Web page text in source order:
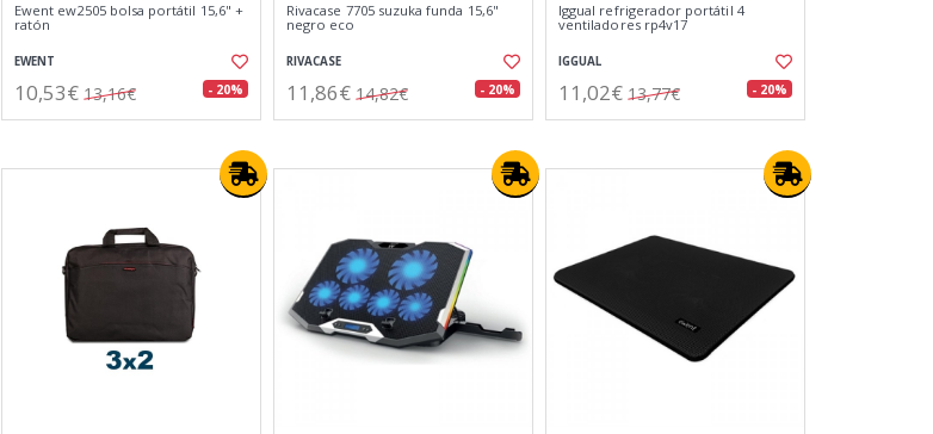
Ewent ew2505 bolsa portátil 15,6" +
ratón
EWENT
10,53€ 13,16€ - 20%
Rivacase 7705 suzuka funda 15,6"
negro eco
RIVACASE
11,86€ 14,82€ - 20%
Iggual refrigerador portátil 4
ventiladores rp4v17
IGGUAL
11,02€ 13,77€ - 20%